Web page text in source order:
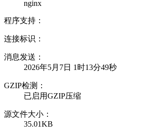
nginx
程序支持：
连接标识：
消息发送：
2026年5月7日 1时13分49秒
GZIP检测：
已启用GZIP压缩
源文件大小：
35.01KB